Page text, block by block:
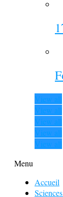
View all
View all
View all
View all
View all
Menu
Accueil